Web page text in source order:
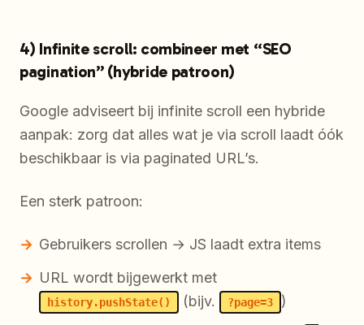
4) Infinite scroll: combineer met “SEO
pagination” (hybride patroon)
Google adviseert bij infinite scroll een hybride
aanpak: zorg dat alles wat je via scroll laadt óók
beschikbaar is via paginated URL’s.
Een sterk patroon:
Gebruikers scrollen → JS laadt extra items
URL wordt bijgewerkt met
history.pushState() (bijv. ?page=3
)